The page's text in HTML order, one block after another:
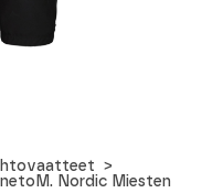
Nordic Miesten